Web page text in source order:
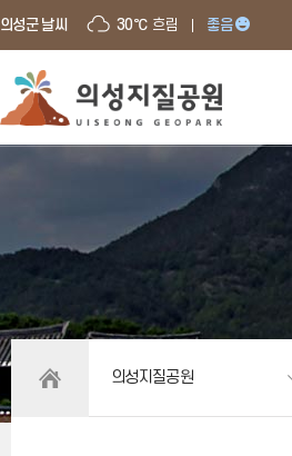
의성군 날씨 30℃ 흐림 좋음
의성지질공원